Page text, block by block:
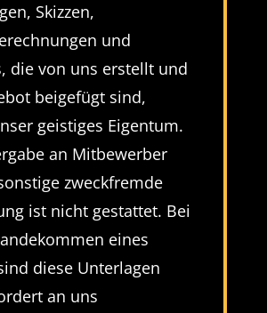
Skizzen,
und
die von uns erstellt und
beigefügt sind,
geistiges Eigentum.
an Mitbewerber
zweckfremde
ist nicht gestattet. Bei
eines
diese Unterlagen
an uns